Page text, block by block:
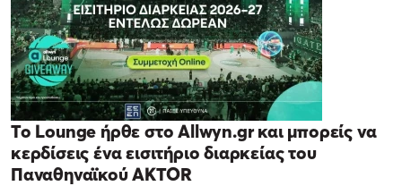
Το Lounge ήρθε στο Allwyn.gr και μπορείς να
κερδίσεις ένα εισιτήριο διαρκείας του
Παναθηναϊκού AKTOR